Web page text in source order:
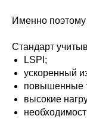
Именно
Стандарт
LSPI;
ускоренный
повышенные
высокие